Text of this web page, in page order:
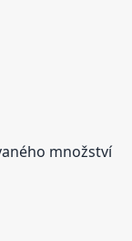
množství